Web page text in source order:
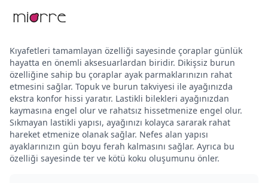
Kıyafetleri tamamlayan özelliği sayesinde çoraplar günlük
hayatta en önemli aksesuarlardan biridir. Dikişsiz burun
özelliğine sahip bu çoraplar ayak parmaklarınızın rahat
etmesini sağlar. Topuk ve burun takviyesi ile ayağınızda
ekstra konfor hissi yaratır. Lastikli bilekleri ayağınızdan
kaymasına engel olur ve rahatsız hissetmenize engel olur.
Sıkmayan lastikli yapısı, ayağınızı kolayca sararak rahat
hareket etmenize olanak sağlar. Nefes alan yapısı
ayaklarınızın gün boyu ferah kalmasını sağlar. Ayrıca bu
özelliği sayesinde ter ve kötü koku oluşumunu önler.